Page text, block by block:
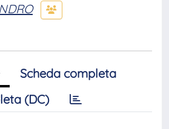
Scheda completa
(DC)